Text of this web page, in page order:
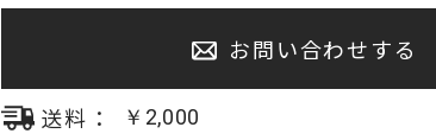
お問い合わせする
送料： ￥ 2,000